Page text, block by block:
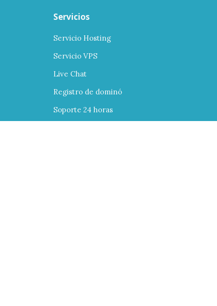
Servicios
Servicio Hosting
Servicio VPS
Live Chat
Registro de dominó
Soporte 24 horas